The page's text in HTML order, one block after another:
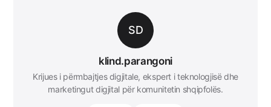
SD
klind.parangoni
Krijues i përmbajtjes digjitale, ekspert i teknologjisë dhe
marketingut digjital për komunitetin shqipfolës.